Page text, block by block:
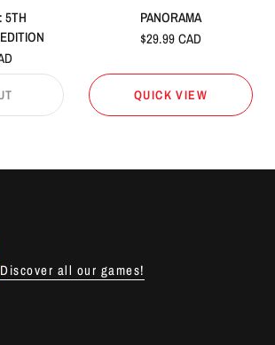
5TH
PANORAMA
$29.99 CAD
QUICK VIEW
Discover all our games!